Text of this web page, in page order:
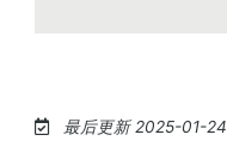
最后更新 2025-01-24